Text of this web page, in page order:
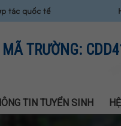
tác quốc tế
MÃ TRƯỜNG:
TIN TUYỂN SINH